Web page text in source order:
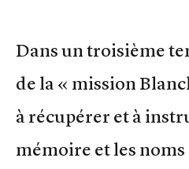
Dans un troisième
de la « mission
à récupérer et à
mémoire et les